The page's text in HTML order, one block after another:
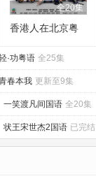
全20集
香港人在北京粤
·功粤语 全25集
春本我 更新至9集
一笑渡凡间国语 全20集
状王宋世杰2国语 已完结